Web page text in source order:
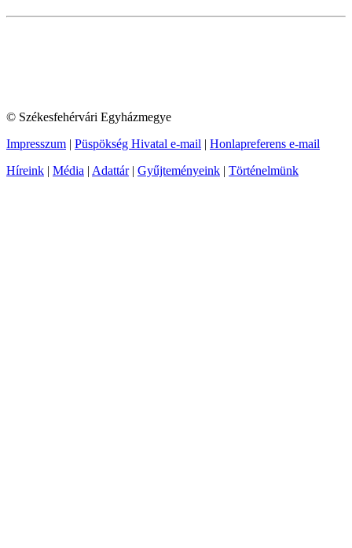
© Székesfehérvári Egyházmegye
Impresszum | Püspökség Hivatal e-mail | Honlapreferens e-mail
Híreink | Média | Adattár| Gyűjteményeink | Történelmünk